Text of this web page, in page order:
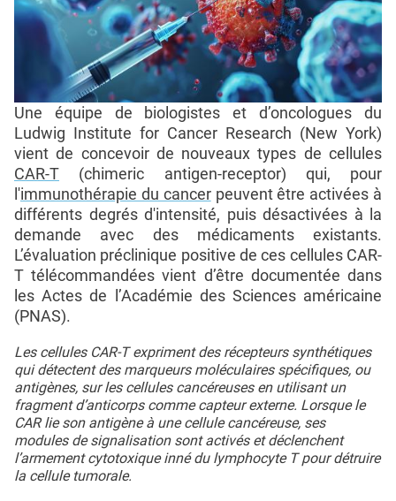
Une équipe de biologistes et d’oncologues du
Ludwig Institute for Cancer Research (New York)
vient de concevoir de nouveaux types de cellules
CAR-T (chimeric antigen-receptor) qui, pour
l'immunothérapie du cancerpeuvent être activées à
différents degrés d'intensité, puis désactivées à la
demande avec des médicaments existants.
L’évaluation préclinique positive de ces cellules CAR-
T télécommandées vient d’être documentée dans
les Actes de l’Académie des Sciences américaine
(PNAS).
Les cellules CAR-T expriment des récepteurs synthétiques
qui détectent des marqueurs moléculaires spécifiques, ou
antigènes, sur les cellules cancéreuses en utilisant un
fragment d’anticorps comme capteur externe. Lorsque le
CAR lie son antigène à une cellule cancéreuse, ses
modules de signalisation sont activés et déclenchent
l’armement cytotoxique inné du lymphocyte T pour détruire
la cellule tumorale.